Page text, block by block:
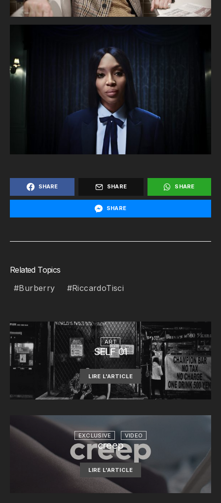
SHARE SHARE SHARE
SHARE
Related Topics
Burberry
RiccardoTisci
ART
SELF 01
LIRE L'ARTICLE
EXCLUSIVE VIDEO
creep
LIRE L'ARTICLE